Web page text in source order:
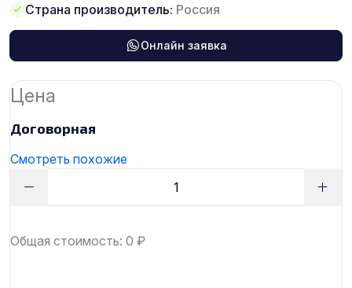
Страна производитель: Россия
Онлайн заявка
Цена
Договорная
Смотреть похожие
Общая стоимость: 0 ₽